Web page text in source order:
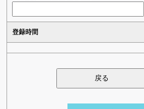
登録時間